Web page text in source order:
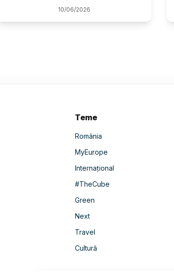
10/06/2026
Teme
România
MyEurope
Internațional
#TheCube
Green
Next
Travel
Cultură